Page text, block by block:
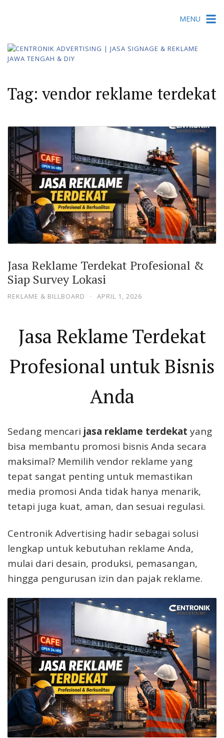
MENU
Tag: vendor reklame terdekat
Jasa Reklame Terdekat Profesional &
Siap Survey Lokasi
REKLAME & BILLBOARD · APRIL 1, 2026
Jasa Reklame Terdekat
Profesional untuk Bisnis
Anda
Sedang mencari jasa reklame terdekat yang
bisa membantu promosi bisnis Anda secara
maksimal? Memilih vendor reklame yang
tepat sangat penting untuk memastikan
media promosi Anda tidak hanya menarik,
tetapi juga kuat, aman, dan sesuai regulasi.
Centronik Advertising hadir sebagai solusi
lengkap untuk kebutuhan reklame Anda,
mulai dari desain, produksi, pemasangan,
hingga pengurusan izin dan pajak reklame.